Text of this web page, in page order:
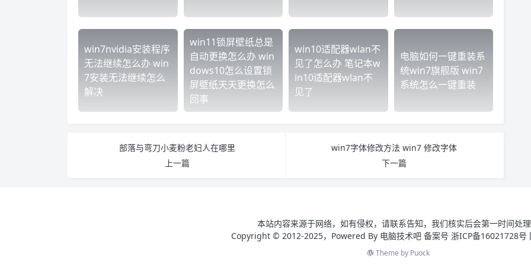
win7nvidia安装程序
无法继续怎么办 win
7安装无法继续怎么
解决
win11锁屏壁纸总是
自动更换怎么办 win
dows10怎么设置锁
屏壁纸天天更换怎么
回事
win10适配器wlan不
见了怎么办 笔记本w
in10适配器wlan不
见了
电脑如何一键重装系
统win7旗舰版 win7
系统怎么一键重装
部落与弯刀小麦粉老妇人在哪里
上一篇
win7字体修改方法 win7 修改字体
下一篇
本站内容来源于网络，如有侵权，请联系告知，我们核实后会第一时间处理
Copyright © 2012-2025，Powered By 电脑技术吧 备案号 浙ICP备16021728号
Theme by Puock